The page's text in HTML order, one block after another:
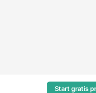
Start gratis